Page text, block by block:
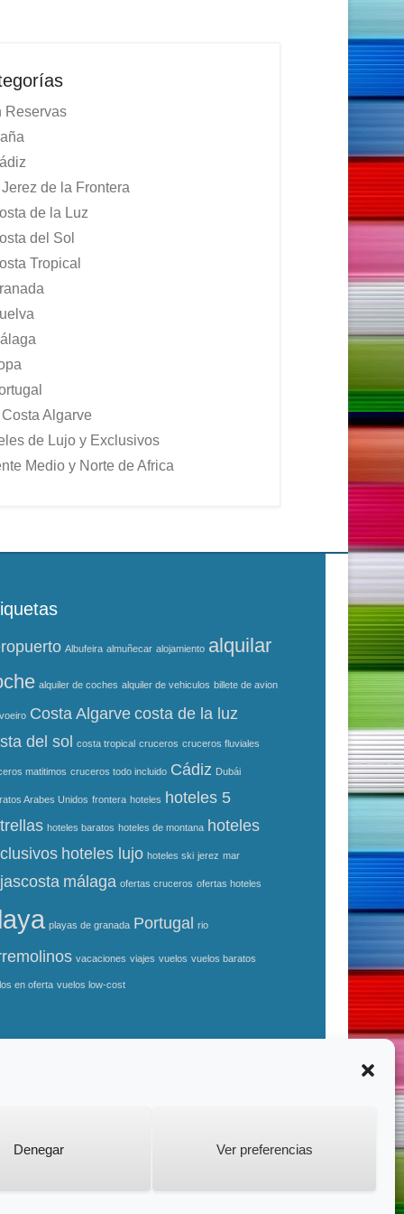
Denegar Ver preferencias
Reservas
Jerez de la Frontera
de la Luz
del Sol
Tropical
Costa Algarve
de Lujo y Exclusivos
Medio y Norte de Africa
Albufeira almuñecar alojamiento alquilar
alquiler de coches alquiler de vehiculos billete de avion
Costa Algarve costa de la luz
del sol
costa tropical cruceros cruceros fluviales
matitimos cruceros todo incluido Cádiz Dubái
Arabes Unidos frontera hoteles hoteles 5
hoteles baratos hoteles de montana hoteles
hoteles lujo hoteles ski jerez mar
málaga ofertas cruceros ofertas hoteles
playas de granada Portugal rio
vacaciones viajes vuelos vuelos baratos
en oferta vuelos low-cost